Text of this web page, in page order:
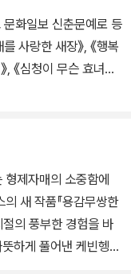
화일보 신춘문예로 등
사랑한 새장》, 《행복
, 《심청이 무슨 효녀
제자매의 소중함에
의 풍부한 경험을 바
하게 풀어낸 케빈헹크